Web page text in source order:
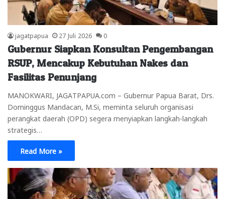
jagatpapua 27 Juli 2026 0
Gubernur Siapkan Konsultan Pengembangan
RSUP, Mencakup Kebutuhan Nakes dan
Fasilitas Penunjang
MANOKWARI, JAGATPAPUA.com – Gubernur Papua Barat, Drs.
Dominggus Mandacan, M.Si, meminta seluruh organisasi
perangkat daerah (OPD) segera menyiapkan langkah-langkah
strategis…
Read More »